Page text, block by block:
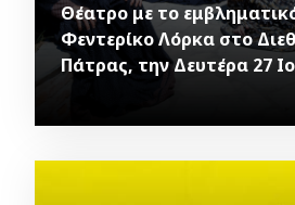
Θέατρο με το
Φεντερίκο Λόρκα στο
Πάτρας, την Δευτέρα 27